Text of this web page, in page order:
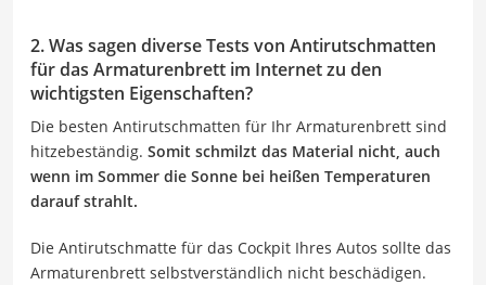
2. Was sagen diverse Tests von Antirutschmatten
für das Armaturenbrett im Internet zu den
wichtigsten Eigenschaften?
Die besten Antirutschmatten für Ihr Armaturenbrett sind
hitzebeständig. Somit schmilzt das Material nicht, auch
wenn im Sommer die Sonne bei heißen Temperaturen
darauf strahlt.
Die Antirutschmatte für das Cockpit Ihres Autos sollte das
Armaturenbrett selbstverständlich nicht beschädigen.